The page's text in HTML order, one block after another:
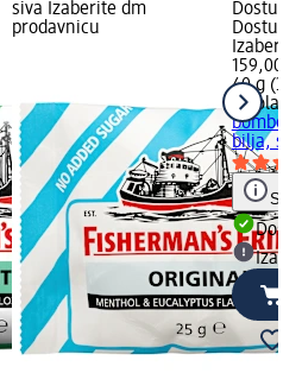
siva Izaberite dm
prodavnicu
159,00
40 g
Ricola
bilja,